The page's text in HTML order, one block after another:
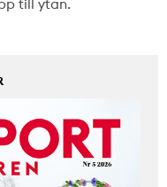
till ytan.